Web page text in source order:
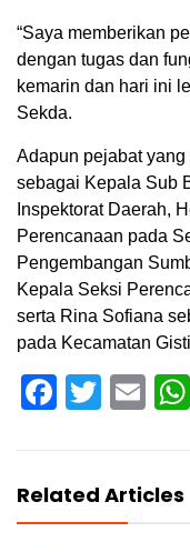
“Saya memberikan
dengan tugas dan
kemarin dan hari ini
Sekda.
Adapun pejabat
sebagai Kepala Sub
Inspektorat Daerah,
Perencanaan pada
Pengembangan
Kepala Seksi
serta Rina Sofiana
pada Kecamatan
Related Articles